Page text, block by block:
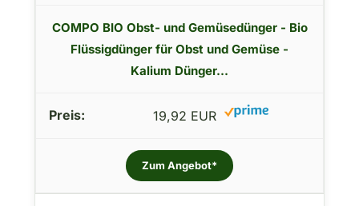
COMPO BIO Obst- und Gemüsedünger - Bio
Flüssigdünger für Obst und Gemüse -
Kalium Dünger...
19,92 EUR
Zum Angebot*